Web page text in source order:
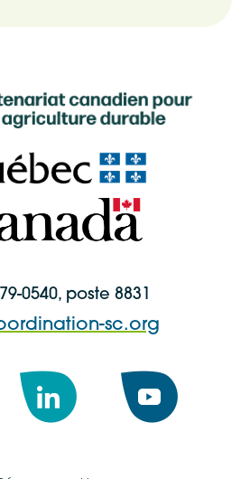
0540, poste 8831
sc.org
LinkedIn YouTube